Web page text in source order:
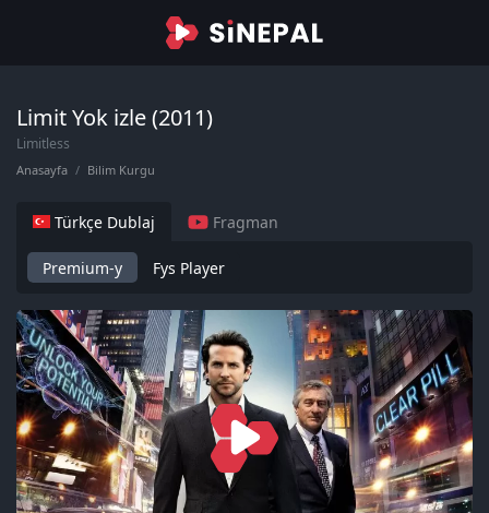
Limit Yok izle (2011)
Limitless
Anasayfa Bilim Kurgu
Türkçe Dublaj Fragman
Premium-y Fys Player